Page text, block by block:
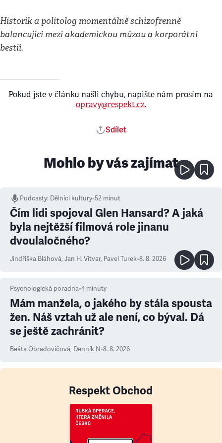
Historik a politolog momentálně schizofrenně
balancující mezi akademickou múzou a korporátní
bestií.
Pokud jste v článku našli chybu, napište nám prosím na
opravy@respekt.cz.
Sdílet
Mohlo by vás zajímat
Podcasty: Dělníci kultury•52 minut
Čím lidi spojoval Glen Hansard? A jaká
byla nejtěžší filmová role jinanu
dvoulaločného?
Jindřiška Bláhová, Jan H. Vitvar, Pavel Turek•8. 8. 2026
Psychologická poradna•4 minuty
Mám manžela, o jakého by stála spousta
žen. Náš vztah už ale není, co býval. Dá
se ještě zachránit?
Beáta Obradovičová, Denník N•8. 8. 2026
Respekt Obchod